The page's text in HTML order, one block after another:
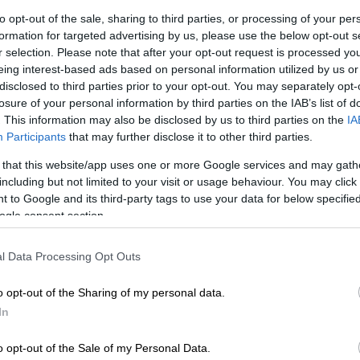
opt-out of the sale, sharing to third parties, or processing of your
for targeted advertising by us, please use the below opt-out
selection. Please note that after your opt-out request is processed
interest-based ads based on personal information utilized by us
to third parties prior to your opt-out. You may separately
of your personal information by third parties on the IAB’s list of
This information may also be disclosed by us to third parties on the
Participants that may further disclose it to other third parties.
that this website/app uses one or more Google services and may
but not limited to your visit or usage behaviour. You may
to Google and its third-party tags to use your data for below
consent section.
Data Processing Opt Outs
opt-out of the Sharing of my personal data.
opt-out of the Sale of my Personal Data.
το ΕΘΝΟΣ στη Google
προέβη σε
και συνολικής ονομαστικής αξίας
χωρίς να εντοπισθούν από τα ATM
την οργάνωση, ήταν χειροποίητα